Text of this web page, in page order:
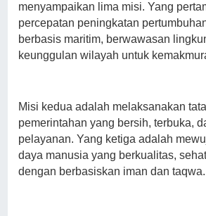
menyampaikan lima misi. Yang
percepatan peningkatan
berbasis maritim, berwawasan
keunggulan wilayah untuk
Misi kedua adalah melaksanakan
pemerintahan yang bersih, terbuka,
pelayanan. Yang ketiga adalah
daya manusia yang berkualitas,
dengan berbasiskan iman dan taqwa.